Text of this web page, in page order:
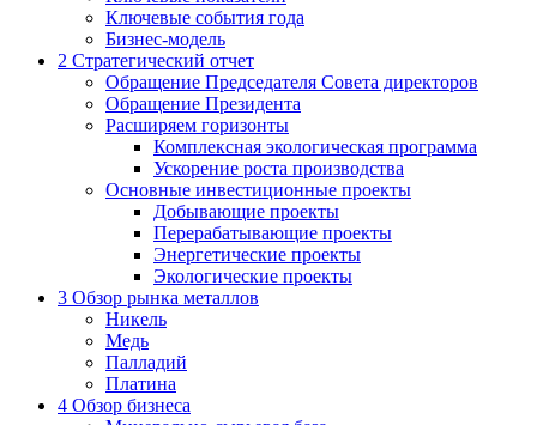
Ключевые события года
Бизнес-модель
2 Стратегический отчет
Обращение Председателя Совета директоров
Обращение Президента
Расширяем горизонты
Комплексная экологическая программа
Ускорение роста производства
Основные инвестиционные проекты
Добывающие проекты
Перерабатывающие проекты
Энергетические проекты
Экологические проекты
3 Обзор рынка металлов
Никель
Медь
Палладий
Платина
4 Обзор бизнеса